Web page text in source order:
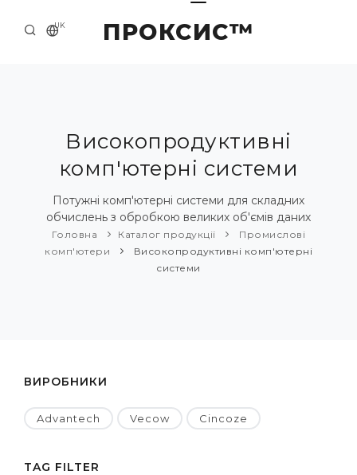
ПРОКСИС™
UK
ПРО НАС
ПРИКЛАДИ ТА РІШЕННЯ
КАТАЛОГ ПРОДУКЦІЇ
НОВИНИ
Високопродуктивні
комп'ютерні системи
Потужні комп'ютерні системи для складних
обчислень з обробкою великих об'ємів даних
Головна Каталог продукції
Промислові
комп'ютери
Високопродуктивні комп'ютерні
системи
ВИРОБНИКИ
Advantech Vecow Cincoze
TAG FILTER